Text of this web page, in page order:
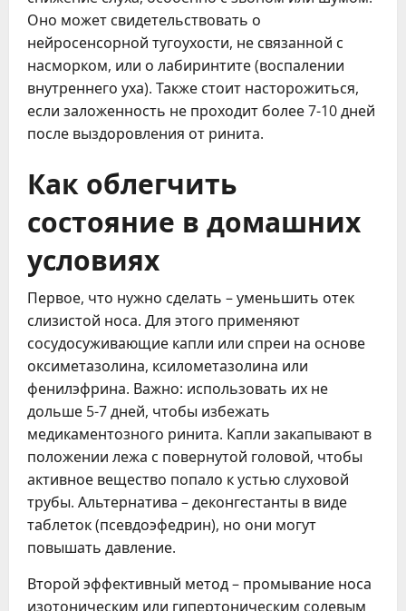
Оно может свидетельствовать о
нейросенсорной тугоухости, не связанной с
насморком, или о лабиринтите (воспалении
внутреннего уха). Также стоит насторожиться,
если заложенность не проходит более 7-10 дней
после выздоровления от ринита.
Как облегчить
состояние в домашних
условиях
Первое, что нужно сделать – уменьшить отек
слизистой носа. Для этого применяют
сосудосуживающие капли или спреи на основе
оксиметазолина, ксилометазолина или
фенилэфрина. Важно: использовать их не
дольше 5-7 дней, чтобы избежать
медикаментозного ринита. Капли закапывают в
положении лежа с повернутой головой, чтобы
активное вещество попало к устью слуховой
трубы. Альтернатива – деконгестанты в виде
таблеток (псевдоэфедрин), но они могут
повышать давление.
Второй эффективный метод – промывание носа
изотоническим или гипертоническим солевым